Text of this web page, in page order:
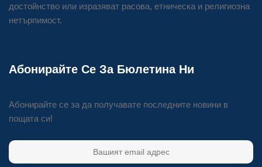
достойнство или изразяват расова, етническа и религиозна
нетърпимост.
Абонирайте Се За Бюлетина Ни
Абонирайте се за да получавате последните новини в
пощата си!